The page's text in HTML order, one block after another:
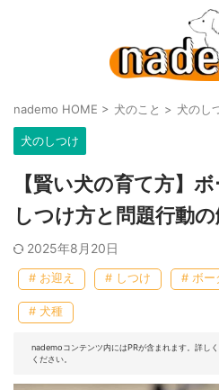
nademo HOME > 犬のこと > 犬のし
犬のしつけ
【賢い犬の育て方】
しつけ方と問題行動
2025年8月20日
# お迎え # しつけ # ボー
# 犬種
nademoコンテンツ内にはPRが含まれます。詳し
ください。